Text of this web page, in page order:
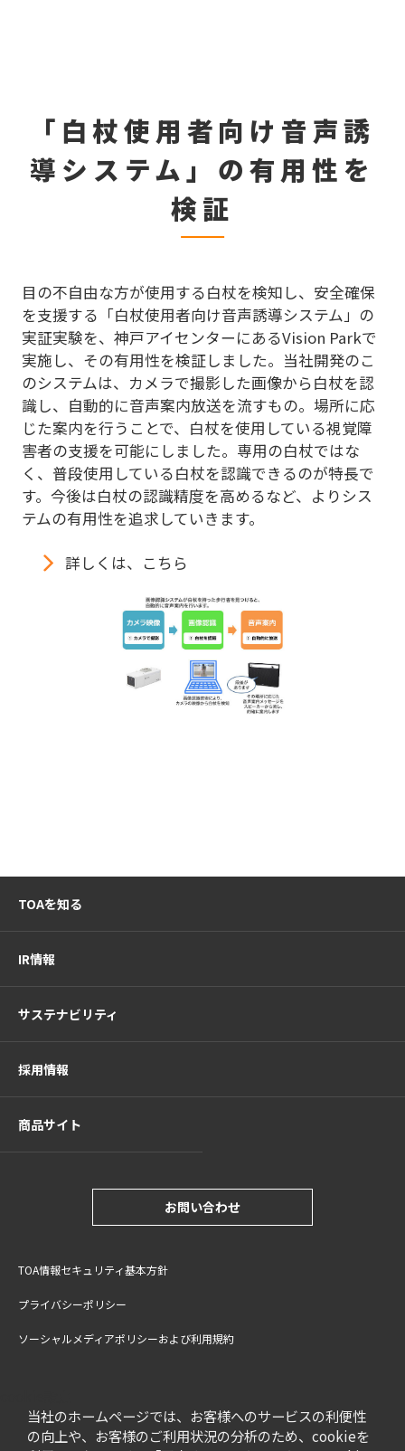
当社のホームページでは、お客様へのサービスの利便性
の向上や、お客様のご利用状況の分析のため、cookieを
「白杖使用者向け音声誘
導システム」の有用性を
検証
目の不自由な方が使用する白杖を検知し、安全確保
を支援する「白杖使用者向け音声誘導システム」の
実証実験を、神戸アイセンターにあるVision Parkで
実施し、その有用性を検証しました。当社開発のこ
のシステムは、カメラで撮影した画像から白杖を認
識し、自動的に音声案内放送を流すもの。場所に応
じた案内を行うことで、白杖を使用している視覚障
害者の支援を可能にしました。専用の白杖ではな
く、普段使用している白杖を認識できるのが特長で
す。今後は白杖の認識精度を高めるなど、よりシス
テムの有用性を追求していきます。
詳しくは、こちら
TOAを知る
IR情報
サステナビリティ
採用情報
商品サイト
お問い合わせ
TOA情報セキュリティ基本方針
プライバシーポリシー
ソーシャルメディアポリシーおよび利用規約
特定商取引法に基づく表記